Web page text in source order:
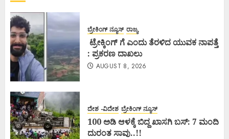
ಬ್ರೇಕಿಂಗ್ ನ್ಯೂಸ್ ರಾಜ್ಯ
ಟ್ರೇಕ್ಕಿಂಗ್ ಗೆ ಎಂದು ತೆರಳಿದ ಯುವಕ ನಾಪತ್ತೆ
: ಪ್ರಕರಣ ದಾಖಲು
AUGUST 8, 2026
ದೇಶ -ವಿದೇಶ ಬ್ರೇಕಿಂಗ್ ನ್ಯೂಸ್
100 ಅಡಿ ಆಳಕ್ಕೆ ಬಿದ್ದ ಖಾಸಗಿ ಬಸ್: 7 ಮಂದಿ
ದುರಂತ ಸಾವು..!!